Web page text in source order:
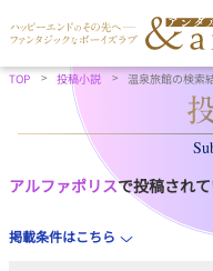
TOP 投稿小説 温泉旅館の検索
アルファポリスで投稿され
掲載条件はこちら